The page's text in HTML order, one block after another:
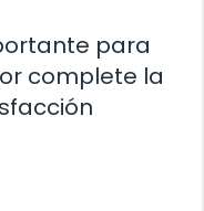
para
complete la